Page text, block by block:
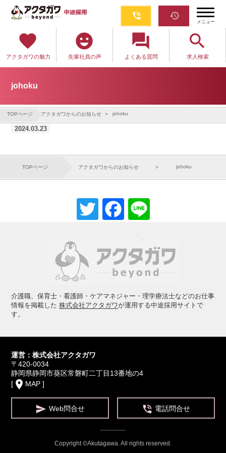
phone_in_talk restore
メニュー
favorite
アクタガワの魅力
emoji_emotions
先輩社員の声
question_answer
よくある質問
search
求人検索
johoku
TOPページ アクタガワからのお知らせ johoku
2024.03.23
TOPページ アクタガワからのお知らせ johoku
TwitterFacebook
介護職、保育士・看護師・ケアマネジャー・理学療法士などのお仕事
情報を掲載した株式会社アクタガワが運用する中途採用サイトで
す。
運営：株式会社アクタガワ
〒420-0034
静岡県静岡市葵区常磐町二丁目13番地の4
[ place MAP ]
 Web問合せ  電話問合せ
Copyright ©Akutagawa. All rights reserved.